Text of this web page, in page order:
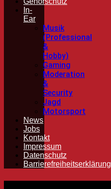
In-
Ear
Musik
(Professional
&
Hobby)
Gaming
Moderation
&
Security
Jagd
Motorsport
News
Jobs
Kontakt
Impressum
Datenschutz
Barrierefreiheitserklärung